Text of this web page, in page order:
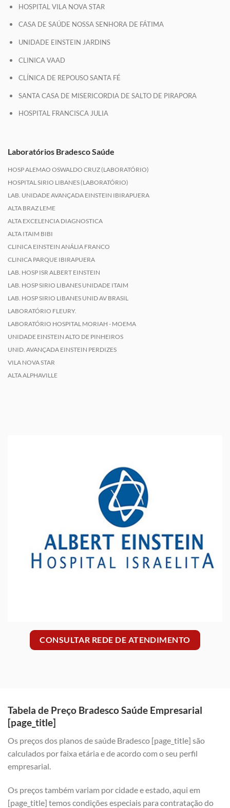
HOSPITAL VILA NOVA STAR
CASA DE SAÚDE NOSSA SENHORA DE FÁTIMA
UNIDADE EINSTEIN JARDINS
CLINICA VAAD
CLÍNICA DE REPOUSO SANTA FÉ
SANTA CASA DE MISERICORDIA DE SALTO DE PIRAPORA
HOSPITAL FRANCISCA JULIA
Laboratórios Bradesco Saúde
HOSP ALEMAO OSWALDO CRUZ (LABORATÓRIO)
HOSPITAL SIRIO LIBANES (LABORATÓRIO)
LAB. UNIDADE AVANÇADA EINSTEIN IBIRAPUERA
ALTA BRAZ LEME
ALTA EXCELENCIA DIAGNOSTICA
ALTA ITAIM BIBI
CLINICA EINSTEIN ANÁLIA FRANCO
CLINICA PARQUE IBIRAPUERA
LAB. HOSP ISR ALBERT EINSTEIN
LAB. HOSP SIRIO LIBANES UNIDADE ITAIM
LAB. HOSP SIRIO LIBANES UNID AV BRASIL
LABORATÓRIO FLEURY.
LABORATÓRIO HOSPITAL MORIAH - MOEMA
UNIDADE EINSTEIN ALTO DE PINHEIROS
UNID. AVANÇADA EINSTEIN PERDIZES
VILA NOVA STAR
ALTA ALPHAVILLE
CONSULTAR REDE DE ATENDIMENTO
Tabela de Preço Bradesco Saúde Empresarial
[page_title]
Os preços dos planos de saúde Bradesco [page_title] são
calculados por faixa etária e de acordo com o seu perfil
empresarial.
Os preços também variam por cidade e estado, aqui em
[page_title] temos condições especiais para contratação do